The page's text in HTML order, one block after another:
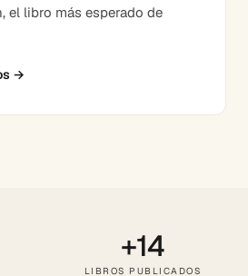
el libro más esperado de
→
+14
LIBROS PUBLICADOS